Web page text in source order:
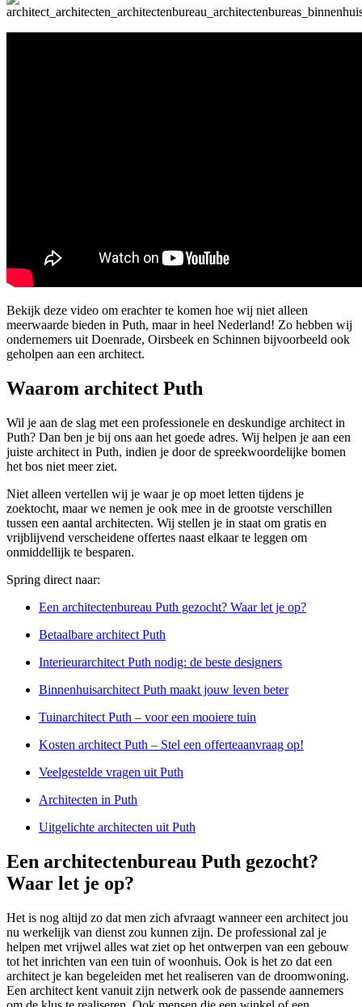
Bekijk deze video om erachter te komen hoe wij niet alleen
meerwaarde bieden in Puth, maar in heel Nederland! Zo hebben wij
ondernemers uit Doenrade, Oirsbeek en Schinnen bijvoorbeeld ook
geholpen aan een architect.
Waarom architect Puth
Wil je aan de slag met een professionele en deskundige architect in
Puth? Dan ben je bij ons aan het goede adres. Wij helpen je aan een
juiste architect in Puth, indien je door de spreekwoordelijke bomen
het bos niet meer ziet.
Niet alleen vertellen wij je waar je op moet letten tijdens je
zoektocht, maar we nemen je ook mee in de grootste verschillen
tussen een aantal architecten. Wij stellen je in staat om gratis en
vrijblijvend verscheidene offertes naast elkaar te leggen om
onmiddellijk te besparen.
Spring direct naar:
Een architectenbureau Puth gezocht? Waar let je op?
Betaalbare architect Puth
Interieurarchitect Puth nodig: de beste designers
Binnenhuisarchitect Puth maakt jouw leven beter
Tuinarchitect Puth – voor een mooiere tuin
Kosten architect Puth – Stel een offerteaanvraag op!
Veelgestelde vragen uit Puth
Architecten in Puth
Uitgelichte architecten uit Puth
Een architectenbureau Puth gezocht?
Waar let je op?
Het is nog altijd zo dat men zich afvraagt wanneer een architect jou
nu werkelijk van dienst zou kunnen zijn. De professional zal je
helpen met vrijwel alles wat ziet op het ontwerpen van een gebouw
tot het inrichten van een tuin of woonhuis. Ook is het zo dat een
architect je kan begeleiden met het realiseren van de droomwoning.
Een architect kent vanuit zijn netwerk ook de passende aannemers